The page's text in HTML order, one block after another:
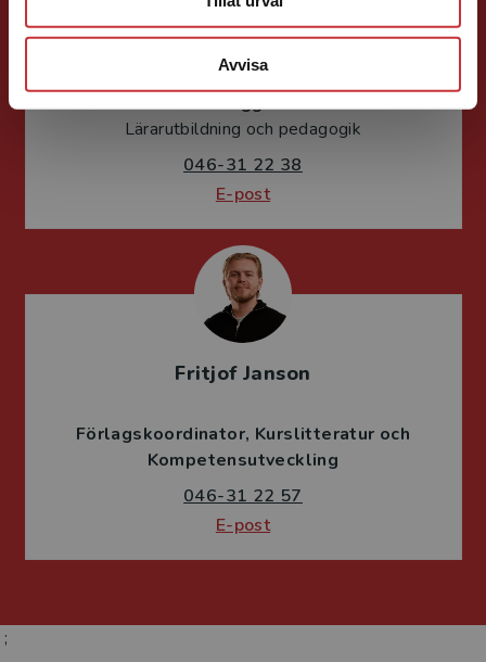
Avvisa
Sigrid Ekblad
Förläggare
Lärarutbildning och pedagogik
046-31 22 38
E-post
Fritjof Janson
Förlagskoordinator Kurslitteratur och
Kompetensutveckling
046-31 22 57
E-post
;